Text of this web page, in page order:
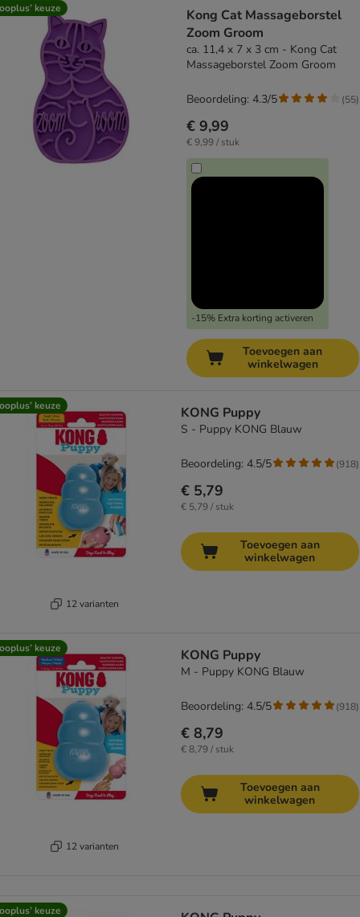
keuze
Kong Cat Massageborstel
Zoom Groom
ca. 11,4 x 7 x 3 cm - Kong Cat
Massageborstel Zoom Groom
€ 9,99
€ 9,99 / stuk
-15% Extra korting activeren
Beoordeling: 4.3/5 (55)
Toevoegen aan
winkelwagen
keuze
12 varianten
KONG Puppy
S - Puppy KONG Blauw
€ 5,79
€ 5,79 / stuk
Beoordeling: 4.5/5 (918)
Toevoegen aan
winkelwagen
keuze
12 varianten
KONG Puppy
M - Puppy KONG Blauw
€ 8,79
€ 8,79 / stuk
Beoordeling: 4.5/5 (918)
Toevoegen aan
winkelwagen
keuze